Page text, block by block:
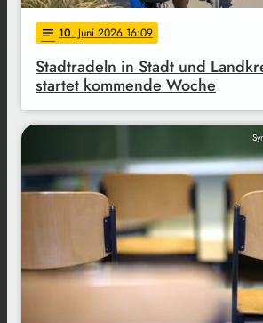
notes 10. Juni 2026 16:09
Stadtradeln in Stadt und
startet kommende Woche